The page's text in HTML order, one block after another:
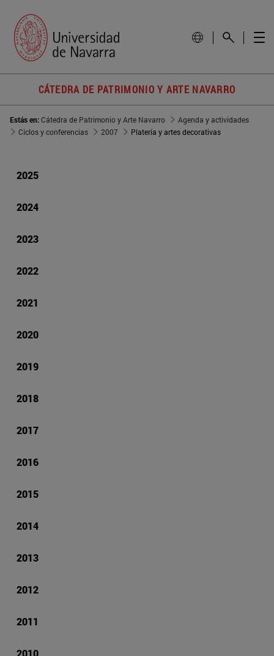
CÁTEDRA DE PATRIMONIO Y ARTE NAVARRO
Estás en:Cátedra de Patrimonio y Arte Navarro
Agenda y actividades
Ciclos y conferencias
2007 Platería y artes decorativas
2025
2024
2023
2022
2021
2020
2019
2018
2017
2016
2015
2014
2013
2012
2011
2010